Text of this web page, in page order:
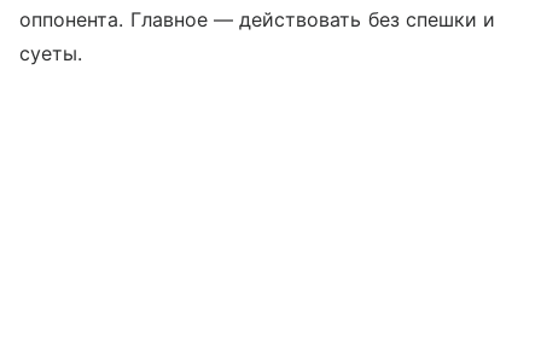
оппонента. Главное — действовать без спешки и
суеты.